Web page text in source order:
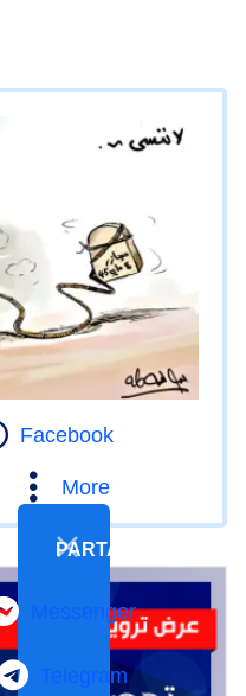
Facebook
More
PARTAGER
Messenger
Telegram